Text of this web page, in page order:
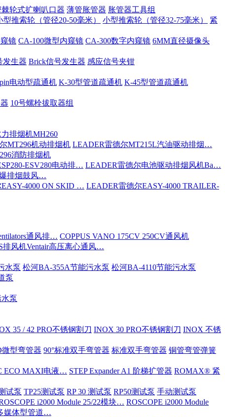
轮式扩喇叭口器 薄管胀管器 胀管器工具组
型推索轮（管径20-50毫米） 小型推索轮（管径32-75毫米）
紧
镜 CA-100微型内窥镜 CA-300数字内窥镜 6MM直径摄像头
发生器 Brick信号发生器 感应信号夹钳
电动型疏通机 K-30型管道疏通机 K-45型管道疏通机
10号螺栓拔取器组
排烟机MH260
MT296机动排烟机 LEADER雷德尔MT215L汽油驱动排烟…
消防排烟机
ESV280电动排… LEADER雷德尔电池驱动排烟风机Ba…
排烟鼓风…
4000 ON SKID … LEADER雷德尔EASY-4000 TRAILER-
通风排… COPPUS VANO 175CV 250CV通风机
排风机Ventair高压离心通风…
水泵 松河BA-355A节能污水泵 松河BA-4110节能污水泵
泵
泵
35 / 42 PRO不锈钢割刀 INOX 30 PRO不锈钢割刀 INOX 不锈
型弯管器 90°标准双手弯管器 标准双手弯管器 铜管弯管弹簧
ECO MAXI电液… STEP Expander A1 阶梯扩管器 ROMAX® 紧
试泵 TP25测试泵 RP 30 测试泵 RP50测试泵 手动测试泵
i2000 Module 25/22模块… ROSCOPE i2000 Module
媒体型管道…